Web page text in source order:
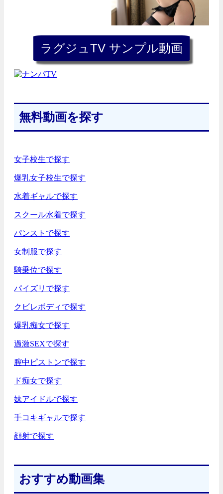
無料動画を探す
女子校生で探す
爆乳女子校生で探す
水着ギャルで探す
スクール水着で探す
パンストで探す
女制服で探す
騎乗位で探す
パイズリで探す
クビレボディで探す
爆乳痴女で探す
過激SEXで探す
膣中ピストンで探す
ド痴女で探す
妹アイドルで探す
手コキギャルで探す
顔射で探す
おすすめ動画集